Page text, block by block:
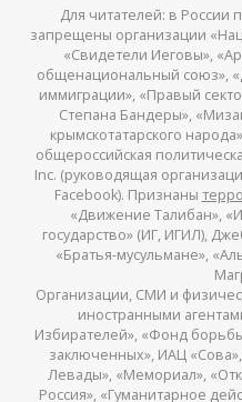
Для читателей: в России
запрещены организации
«Свидетели Иеговы»,
общенациональный союз»,
иммиграции», «Правый
Степана Бандеры»,
крымскотатарского
общероссийская
Inc. (руководящая
Facebook). Признаны
«Движение Талибан»,
государство» (ИГ, ИГИЛ),
«Братья-мусульмане»,
Организации, СМИ и
иностранными
Избирателей», «Фонд
заключенных», ИАЦ
Левады», «Мемориал»,
Россия», «Гуманитарное